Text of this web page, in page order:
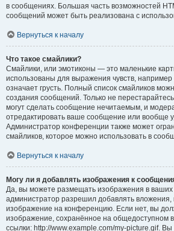
в сообщениях. Большая часть возможностей
сообщений может быть реализована с
Вернуться к началу
Что такое смайлики?
Смайлики, или эмотиконы — это маленькие
использованы для выражения чувств, например
означает грусть. Полный список смайликов
создания сообщений. Только не
могут сделать сообщение нечитаемым, и
отредактировать ваше сообщение или вообще
Администратор конференции также может
смайликов, которое можно использовать в
Вернуться к началу
Могу ли я добавлять изображения к
Да, вы можете размещать изображения в
администратор разрешил добавлять вложения,
изображение на конференцию. Если нет, вы
изображение, сохранённое на общедоступном
ссылки: http://www.example.com/my-picture.gif.